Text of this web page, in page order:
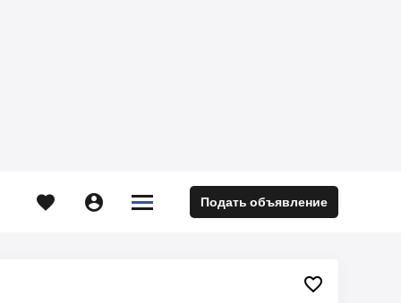
  

 Подать объявление
